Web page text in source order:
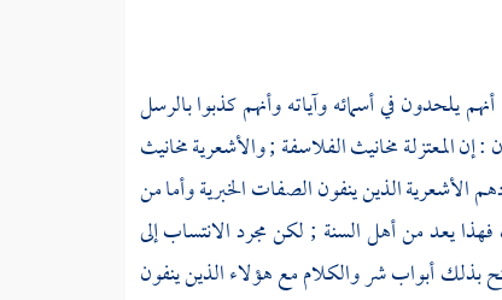
يلحدون في أسمائه وآياته وأنهم كذبوا بالرسل
: إنالمعتزلةمخانيثالفلاسفة;والأشعريةمخانيث
الأشعريةالذين ينفون الصفات الخبرية وأما من
يعد منأهل السنة ; لكن مجرد الانتساب إلى
بذلك أبواب شر والكلام مع هؤلاء الذين ينفون